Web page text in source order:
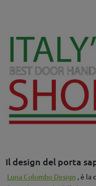
Il design del porta
Luna Colombo Design , è la